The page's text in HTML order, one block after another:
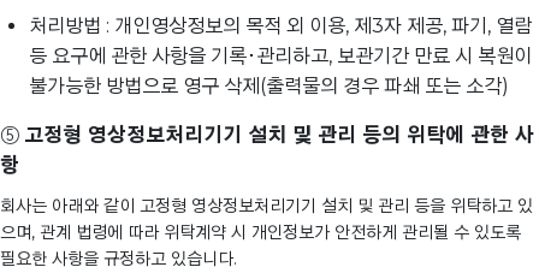
처리방법 : 개인영상정보의 목적 외 이용, 제3자 제공, 파기, 열람
등 요구에 관한 사항을 기록･관리하고, 보관기간 만료 시 복원이
불가능한 방법으로 영구 삭제(출력물의 경우 파쇄 또는 소각)
⑤ 고정형 영상정보처리기기 설치 및 관리 등의 위탁에 관한 사
항
회사는 아래와 같이 고정형 영상정보처리기기 설치 및 관리 등을 위탁하고 있
으며, 관계 법령에 따라 위탁계약 시 개인정보가 안전하게 관리될 수 있도록
필요한 사항을 규정하고 있습니다.